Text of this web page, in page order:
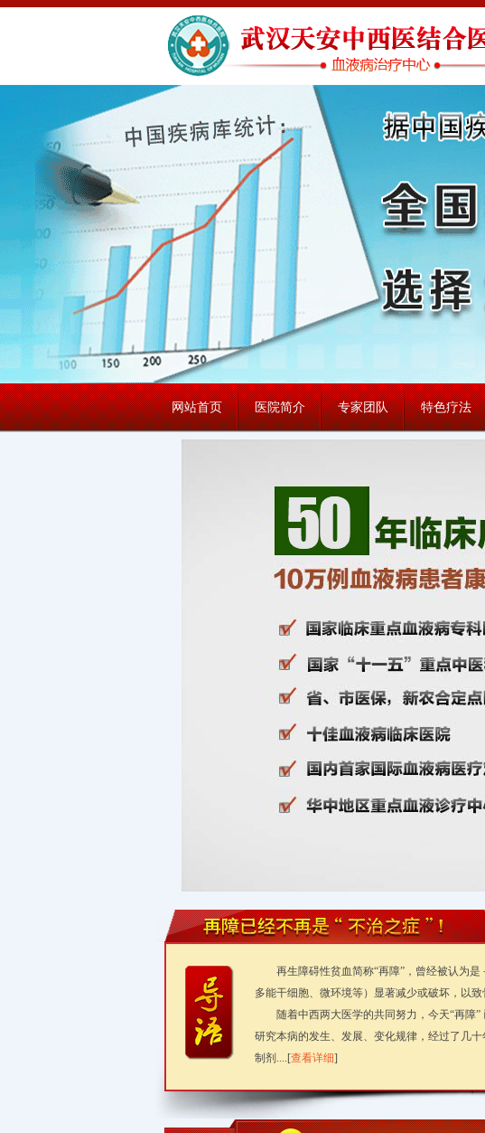
网站首页 医院简介 专家团队 特色疗法
再生障碍性贫血简称“再障”，曾经被认为
多能干细胞、微环境等）显著减少或破坏，以
随着中西两大医学的共同努力，今天“再障
研究本病的发生、发展、变化规律，经过了几
制剂....[查看详细]